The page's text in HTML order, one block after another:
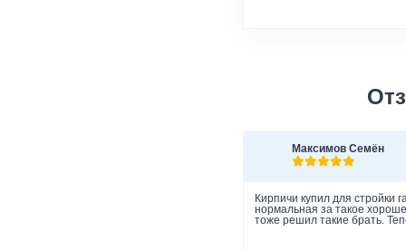
Максимов Семён
Кирпичи купил для стройки
нормальная за такое
тоже решил такие брать.